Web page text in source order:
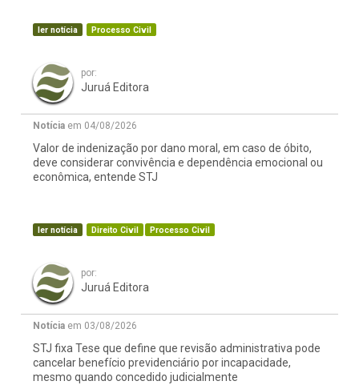
ler notícia Processo Civil
por:
Juruá Editora
Notícia em 04/08/2026
Valor de indenização por dano moral, em caso de óbito,
deve considerar convivência e dependência emocional ou
econômica, entende STJ
ler notícia Direito Civil Processo Civil
por:
Juruá Editora
Notícia em 03/08/2026
STJ fixa Tese que define que revisão administrativa pode
cancelar benefício previdenciário por incapacidade,
mesmo quando concedido judicialmente